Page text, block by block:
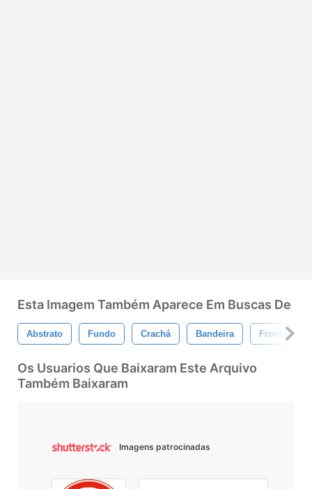
Esta Imagem Também Aparece Em Buscas De
Abstrato Fundo Crachá Bandeira Fronteira
Os Usuarios Que Baixaram Este Arquivo
Também Baixaram
Imagens patrocinadas